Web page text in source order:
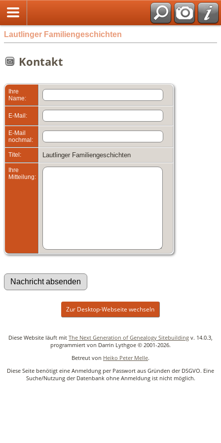
Lautlinger Familiengeschichten
Kontakt
Ihre
Name:
E-Mail:
E-Mail
nochmal:
Titel: Lautlinger Familiengeschichten
Ihre
Mitteilung:
Zur Desktop-Webseite wechseln
Diese Website läuft mit The Next Generation of Genealogy Sitebuilding v. 14.0.3,
programmiert von Darrin Lythgoe © 2001-2026.
Betreut von Heiko Peter Melle.
Diese Seite benötigt eine Anmeldung per Passwort aus Gründen der DSGVO. Eine
Suche/Nutzung der Datenbank ohne Anmeldung ist nicht möglich.